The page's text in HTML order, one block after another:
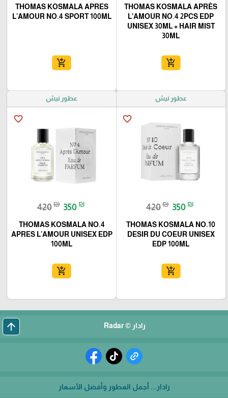
THOMAS KOSMALA APRÈS
L’AMOUR NO.4 2PCS EDP
UNISEX 30ML + HAIR MIST
30ML
add_shopping_cart
THOMAS KOSMALA APRES
L'AMOUR NO.4 SPORT 100ML
add_shopping_cart
عطور نيش
favorite_border
420₪ 350 ₪
THOMAS KOSMALA NO.10
DESIR DU COEUR UNISEX
EDP 100ML
add_shopping_cart
عطور نيش
favorite_border
420₪ 350 ₪
THOMAS KOSMALA NO.4
APRES L'AMOUR UNISEX EDP
100ML
add_shopping_cart
رادار © Radar arrow_upward
رادار... أجمل العطور وأفضل الأسعار